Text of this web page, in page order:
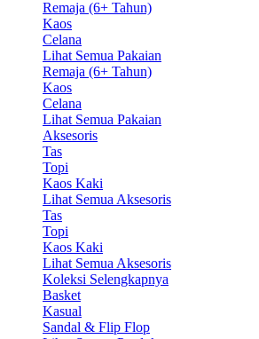
Remaja (6+ Tahun)
Kaos
Celana
Lihat Semua Pakaian
Remaja (6+ Tahun)
Kaos
Celana
Lihat Semua Pakaian
Aksesoris
Tas
Topi
Kaos Kaki
Lihat Semua Aksesoris
Tas
Topi
Kaos Kaki
Lihat Semua Aksesoris
Koleksi Selengkapnya
Basket
Kasual
Sandal & Flip Flop